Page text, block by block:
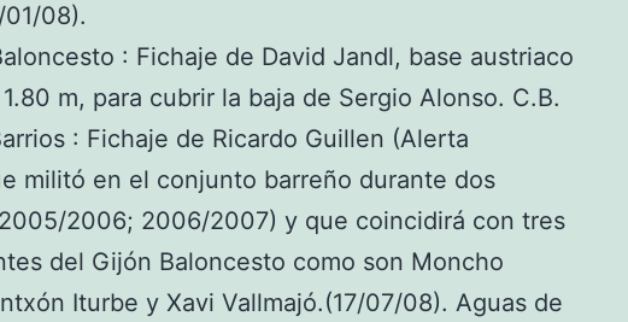
01/08).
: Fichaje de David Jandl, base austriaco
m, para cubrir la baja de Sergio Alonso. C.B.
: Fichaje de Ricardo Guillen (Alerta
militó en el conjunto barreño durante dos
2006; 2006/2007) y que coincidirá con tres
del Gijón Baloncesto como son Moncho
Iturbe y Xavi Vallmajó.(17/07/08). Aguas de